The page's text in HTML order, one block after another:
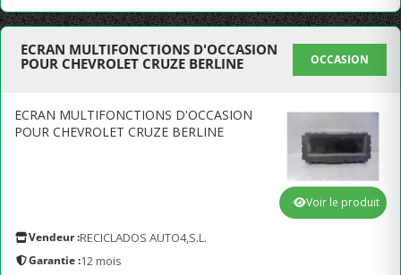
ECRAN MULTIFONCTIONS D'OCCASION
POUR CHEVROLET CRUZE BERLINE
OCCASION
ECRAN MULTIFONCTIONS D'OCCASION
POUR CHEVROLET CRUZE BERLINE
Vendeur :RECICLADOS AUTO4,S.L.
Garantie :12 mois
Voir le produit